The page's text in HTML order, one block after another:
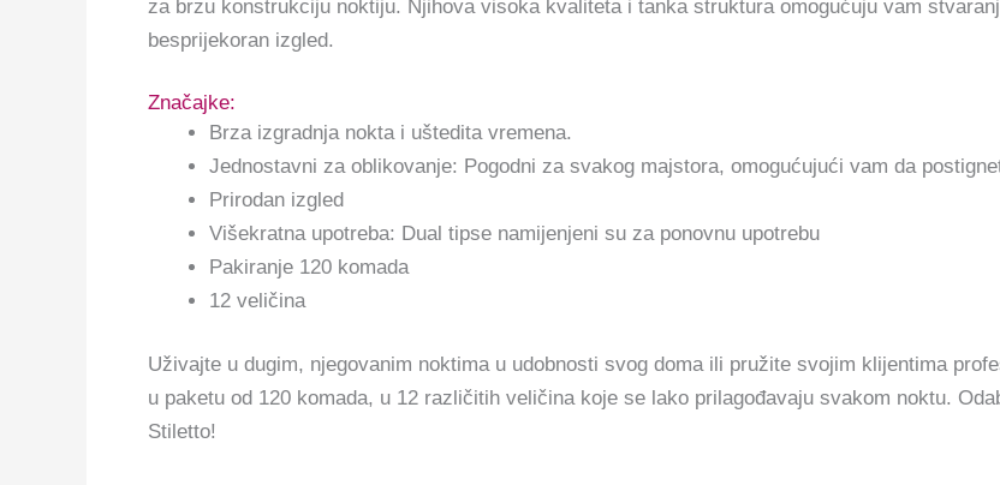
za brzu konstrukciju noktiju. Njihova visoka kvaliteta i tanka struktura omogućuju vam
besprijekoran izgled.
Značajke:
Brza izgradnja nokta i uštedita vremena.
Jednostavni za oblikovanje: Pogodni za svakog majstora, omogućujući vam da
Prirodan izgled
Višekratna upotreba: Dual tipse namijenjeni su za ponovnu upotrebu
Pakiranje 120 komada
12 veličina
Uživajte u dugim, njegovanim noktima u udobnosti svog doma ili pružite svojim klijentima
u paketu od 120 komada, u 12 različitih veličina koje se lako prilagođavaju svakom noktu.
Stiletto!